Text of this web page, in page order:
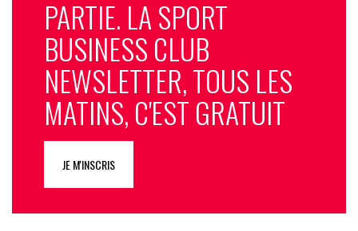
PARTIE. LA SPORT
BUSINESS CLUB
NEWSLETTER, TOUS LES
MATINS, C'EST GRATUIT
JE M'INSCRIS